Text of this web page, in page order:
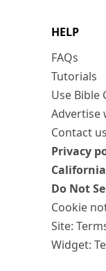
HELP
FAQs
Tutorials
Use Bible
Advertise
Contact us
Privacy
Do Not
Cookie
Site:
Widget: